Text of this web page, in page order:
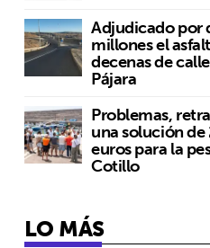
Adjudicado por
millones el
decenas de
Pájara
Problemas,
una solución
euros para la
Cotillo
LO MÁS